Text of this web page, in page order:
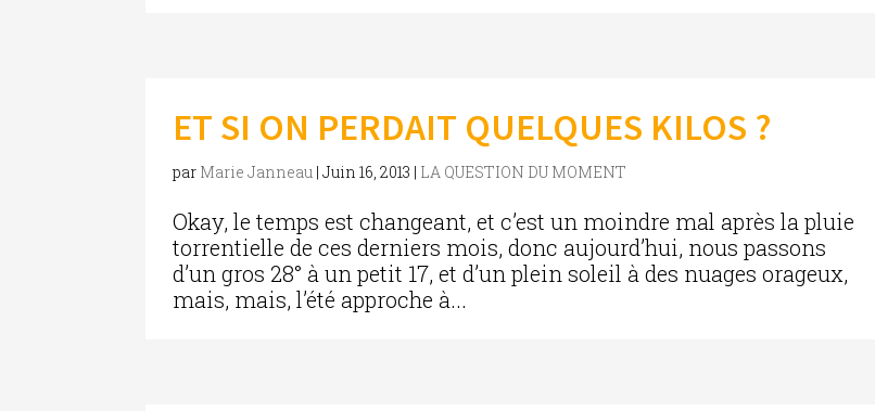
ET SI ON PERDAIT QUELQUES KILOS ?
par Marie Janneau |Juin 16, 2013 | LA QUESTION DU MOMENT
Okay, le temps est changeant, et c’est un moindre mal après la pluie
torrentielle de ces derniers mois, donc aujourd’hui, nous passons
d’un gros 28° à un petit 17, et d’un plein soleil à des nuages orageux,
mais, mais, l’été approche à...